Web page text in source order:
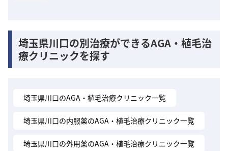
埼玉県川口の別治療ができるAGA・植毛治
療クリニックを探す
埼玉県川口のAGA・植毛治療クリニック一覧
埼玉県川口の内服薬のAGA・植毛治療クリニック一覧
埼玉県川口の外用薬のAGA・植毛治療クリニック一覧